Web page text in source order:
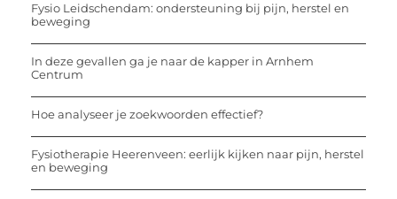
Fysio Leidschendam: ondersteuning bij pijn, herstel en
beweging
In deze gevallen ga je naar de kapper in Arnhem
Centrum
Hoe analyseer je zoekwoorden effectief?
Fysiotherapie Heerenveen: eerlijk kijken naar pijn, herstel
en beweging